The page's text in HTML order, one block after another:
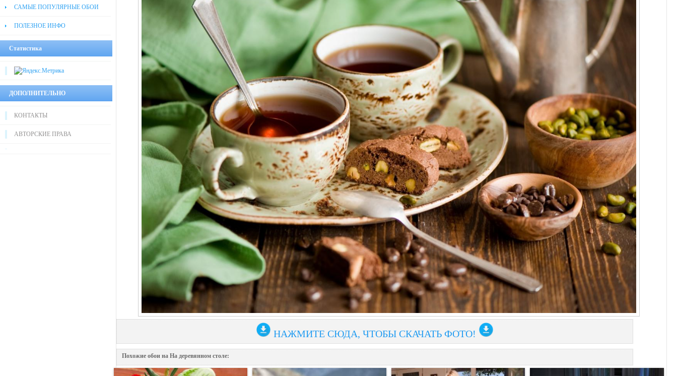
САМЫЕ ПОПУЛЯРНЫЕ ОБОИ
ПОЛЕЗНОЕ ИНФО
Статистика
ДОПОЛНИТЕЛЬНО
КОНТАКТЫ
АВТОРСКИЕ ПРАВА
НАЖМИТЕ СЮДА, ЧТОБЫ СКАЧАТЬ ФОТО!
Похожие обои на На деревяннoм столе: